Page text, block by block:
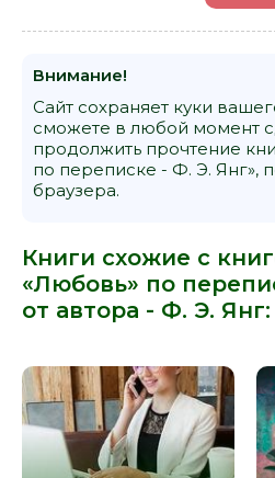
Внимание!
Сайт сохраняет куки
сможете в любой момент
продолжить прочтение
по переписке - Ф. Э. Янг»,
браузера.
Книги схожие с
«Любовь» по
от автора - Ф. Э. Янг: